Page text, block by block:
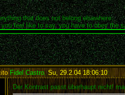
that does not belong elsewhere.
feel like to say, you have to obey the
Fidel Castro, Su, 29.2.04 18:06:10:
Der Kontrast passt überhaupt nicht!